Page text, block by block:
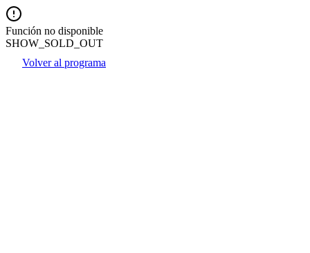
Función no disponible
SHOW_SOLD_OUT
Volver al programa